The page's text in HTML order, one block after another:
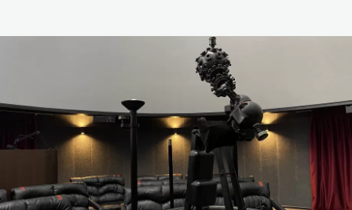
Коллекция впечатлений
Другие рубрики